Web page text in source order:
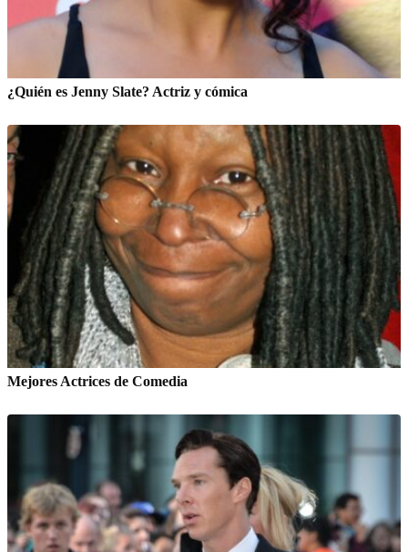
¿Quién es Jenny Slate? Actriz y cómica
Mejores Actrices de Comedia